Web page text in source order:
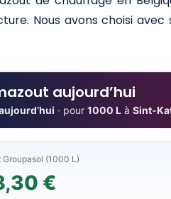
Nous avons choisi
aujourd’hui
· pour 1000 L à Sint-
Groupasol (1000 L)
€